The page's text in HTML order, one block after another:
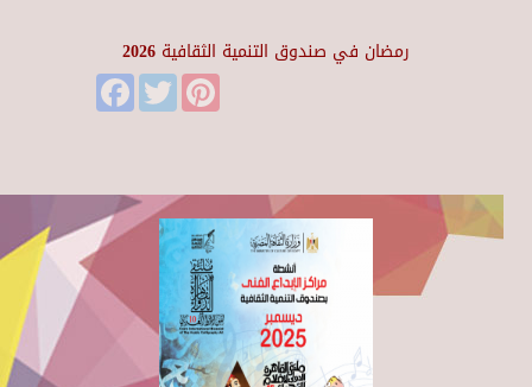
رمضان في صندوق التنمية الثقافية 2026
FacebookTwitter